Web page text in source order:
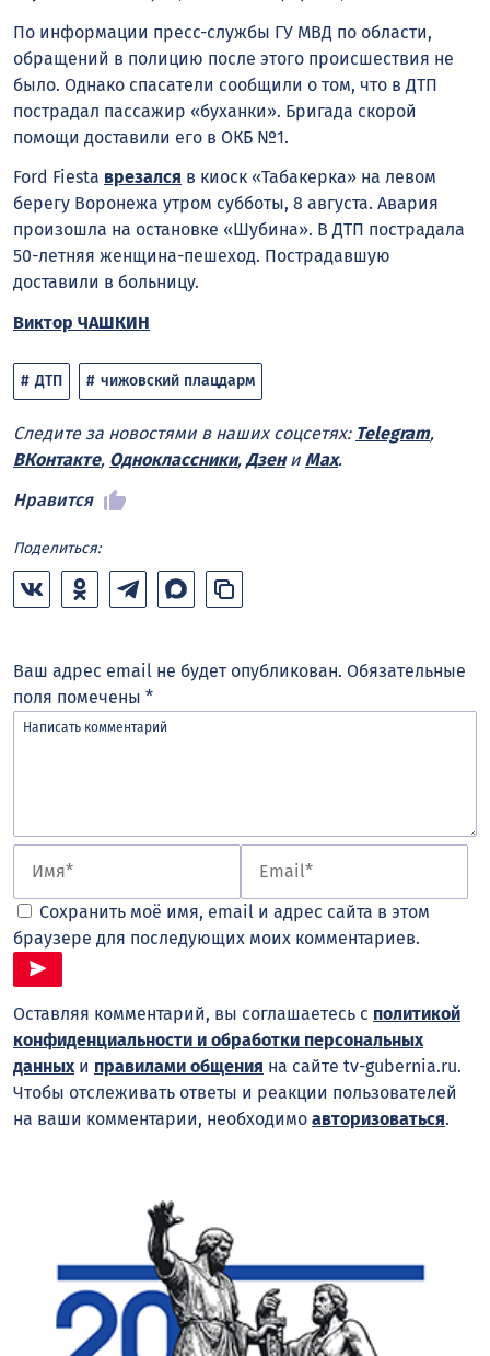
По информации пресс-службы ГУ МВД по области,
обращений в полицию после этого происшествия не
было. Однако спасатели сообщили о том, что в ДТП
пострадал пассажир «буханки». Бригада скорой
помощи доставили его в ОКБ №1.
Ford Fiesta врезался в киоск «Табакерка» на левом
берегу Воронежа утром субботы, 8 августа. Авария
произошла на остановке «Шубина». В ДТП пострадала
50-летняя женщина-пешеход. Пострадавшую
доставили в больницу.
Виктор ЧАШКИН
ДТП чижовский плацдарм
Следите за новостями в наших соцсетях: Telegram,
ВКонтакте, Одноклассники, Дзени Max.
Нравится
Поделиться:
Ваш адрес email не будет опубликован. Обязательные
поля помечены *
Сохранить моё имя, email и адрес сайта в этом
браузере для последующих моих комментариев.
Оставляя комментарий, вы соглашаетесь с политикой
конфиденциальности и обработки персональных
данных и правилами общения на сайте tv-gubernia.ru.
Чтобы отслеживать ответы и реакции пользователей
на ваши комментарии, необходимо авторизоваться.